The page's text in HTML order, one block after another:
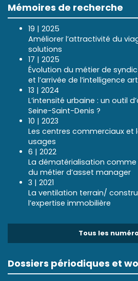
Mémoires de recherche
19 | 2025
Améliorer l’attractivité du
solutions
17 | 2025
Évolution du métier de
et l’arrivée de l’intelligence
13 | 2024
L’intensité urbaine : un outil
Seine-Saint-Denis ?
10 | 2023
Les centres commerciaux et
usages
6 | 2022
La dématérialisation comme
du métier d’asset manager
3 | 2021
La ventilation terrain/
l’expertise immobilière
Tous les
Dossiers périodiques et